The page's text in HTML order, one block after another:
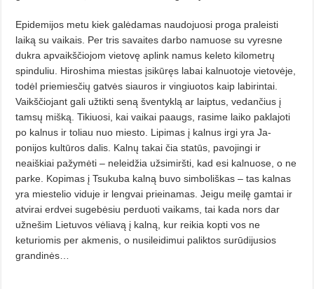
Epidemijos metu kiek galėdamas naudojuosi proga praleisti
laiką su vaikais. Per tris savaites darbo namuose su vyresne
dukra apvaikščiojom vietovę aplink namus keleto kilometrų
spinduliu. Hiroshima miestas įsikūręs labai kalnuotoje vietovėje,
to­dėl priemiesčių gatvės siauros ir vingiuotos kaip labirintai.
Vaikščio­jant gali užtikti seną šventyklą ar laip­tus, vedančius į
tamsų mišką. Ti­kiuosi, kai vaikai paaugs, rasime lai­ko paklajoti
po kalnus ir toliau nuo miesto. Lipimas į kalnus irgi yra Ja­
ponijos kultūros dalis. Kalnų takai čia statūs, pavojingi ir
neaiškiai pa­žymėti – neleidžia užsimiršti, kad esi kalnuose, o ne
parke. Kopimas į Tsu­kuba kalną buvo simboliškas – tas kalnas
yra miestelio viduje ir lengvai prieinamas. Jeigu meilę gamtai ir
atvirai erdvei sugebėsiu perduoti vai­kams, tai kada nors dar
užnešim Lie­tuvos vėliavą į kalną, kur reikia kopti vos ne
keturiomis per akmenis, o nusileidi­mui paliktos surūdijusios
grandi­nės…